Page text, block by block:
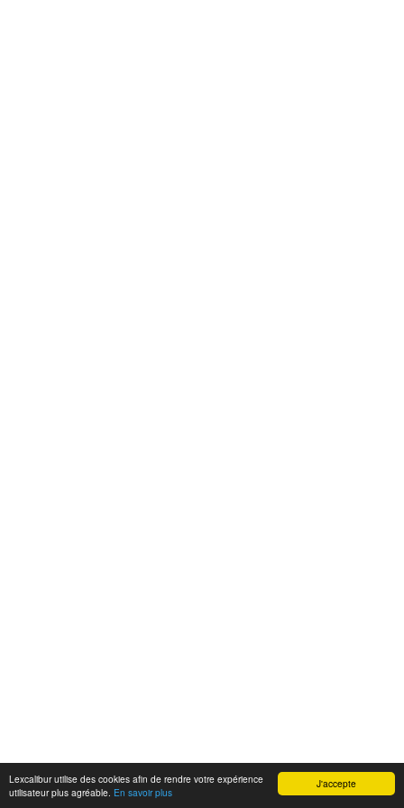
J'accepte
Lexcalibur utilise des cookies afin de rendre votre expérience
utilisateur plus agréable. En savoir plus